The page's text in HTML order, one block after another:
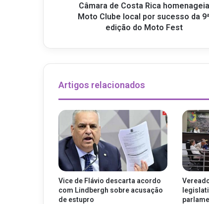
Câmara de Costa Rica homenageia
Moto Clube local por sucesso da 9ª
edição do Moto Fest
Artigos relacionados
Vice de Flávio descarta acordo
com Lindbergh sobre acusação
de estupro